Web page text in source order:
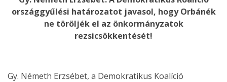
országgyűlési határozatot javasol, hogy Orbánék
ne töröljék el az önkormányzatok
rezsicsökkentését!
Gy. Németh Erzsébet, a Demokratikus Koalíció